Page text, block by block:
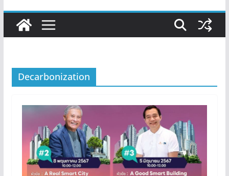
Decarbonization